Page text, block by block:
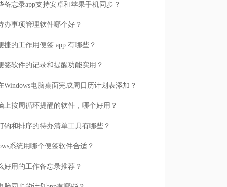
备忘录app支持安卓和苹果手机同步？
办事项管理软件哪个好？
捷的工作用便签 app 有哪些？
签软件的记录和提醒功能实用？
Windows电脑桌面完成周日历计划表添加？
上按周循环提醒的软件，哪个好用？
钩和排序的待办清单工具有哪些？
系统用哪个便签软件合适？
好用的工作备忘录推荐？